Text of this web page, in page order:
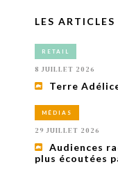
LES
RETAIL
8 JUILLET 2026
Terre
MÉDIAS
29 JUILLET 2026
Audiences
plus écoutées